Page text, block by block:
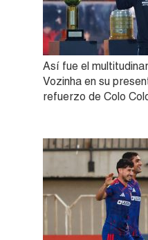
Así fue el
Vozinha en su
refuerzo de Colo